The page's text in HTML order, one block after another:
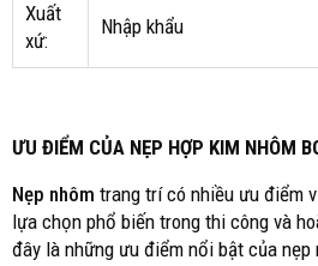
Xuất
xứ:
Nhập khẩu
ƯU ĐIỂM CỦA NẸP HỢP KIM NHÔM
Nẹp nhôm trang trí có nhiều ưu điểm
lựa chọn phổ biến trong thi công và
đây là những ưu điểm nổi bật của nẹp